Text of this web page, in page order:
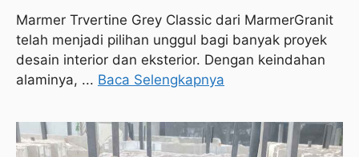
Marmer Trvertine Grey Classic dari MarmerGranit
telah menjadi pilihan unggul bagi banyak proyek
desain interior dan eksterior. Dengan keindahan
alaminya, ... Baca Selengkapnya